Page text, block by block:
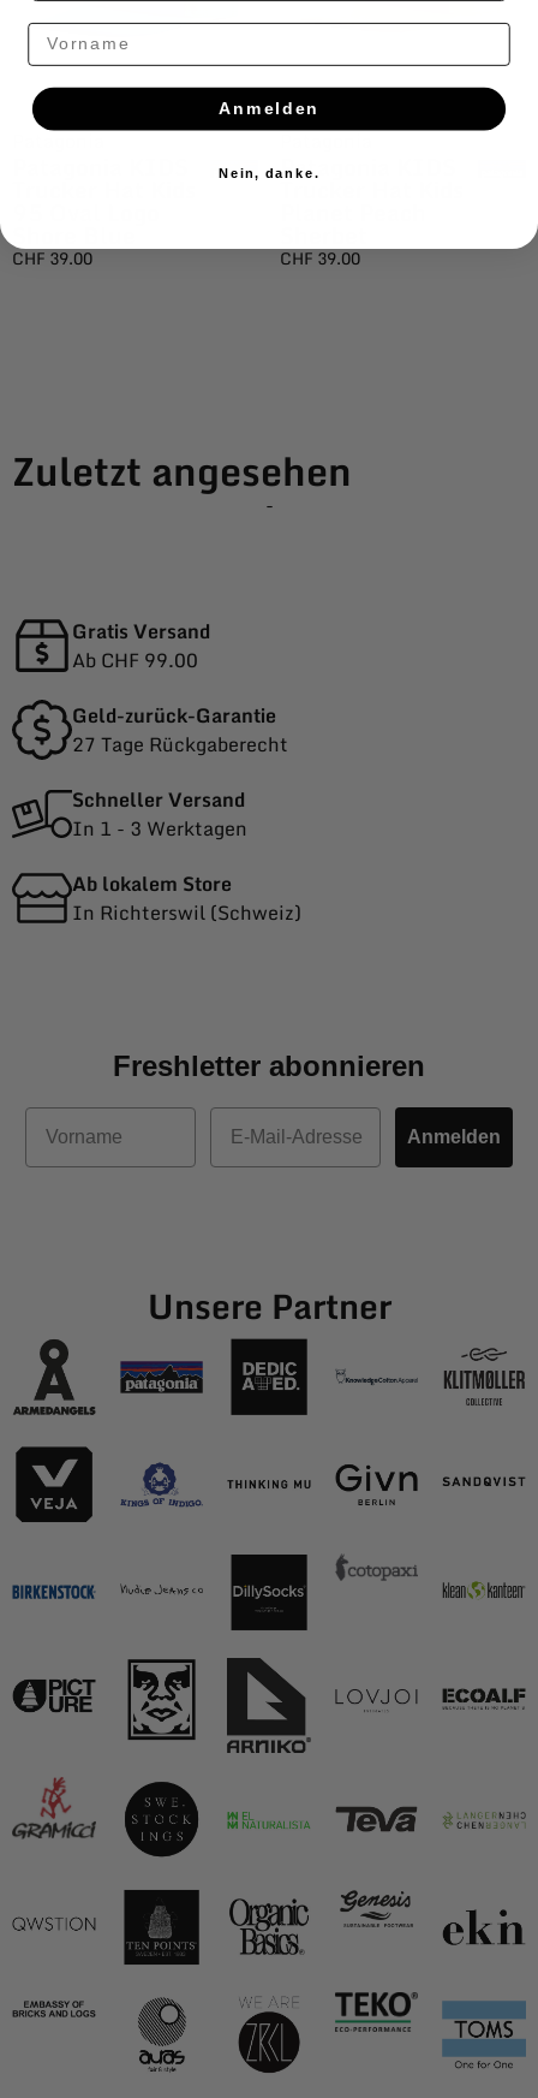
Patagonia
Shore Blue
CHF 39.00
Patagonia
Patagonia KIDS
Trucker Hat Kids
CHF 39.00
Zuletzt angesehen
-
Gratis Versand
Ab CHF 99.00
Geld-zurück-Garantie
27 Tage Rückgaberecht
Schneller Versand
In 1 - 3 Werktagen
Ab lokalem Store
In Richterswil (Schweiz)
Freshletter abonnieren
Vorname
E-Mail
Anmelden
Unsere Partner
Vorname
Anmelden
Nein, danke.